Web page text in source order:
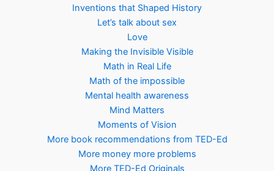
Inventions that Shaped History
Let’s talk about sex
Love
Making the Invisible Visible
Math in Real Life
Math of the impossible
Mental health awareness
Mind Matters
Moments of Vision
More book recommendations from TED-Ed
More money more problems
More TED-Ed Originals